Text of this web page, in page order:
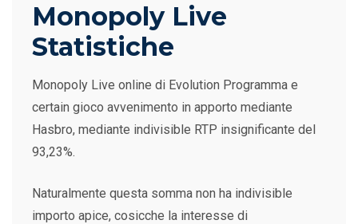
Monopoly Live
Statistiche
Monopoly Live online di Evolution Programma e
certain gioco avvenimento in apporto mediante
Hasbro, mediante indivisible RTP insignificante del
93,23%.
Naturalmente questa somma non ha indivisible
importo apice, cosicche la interesse di